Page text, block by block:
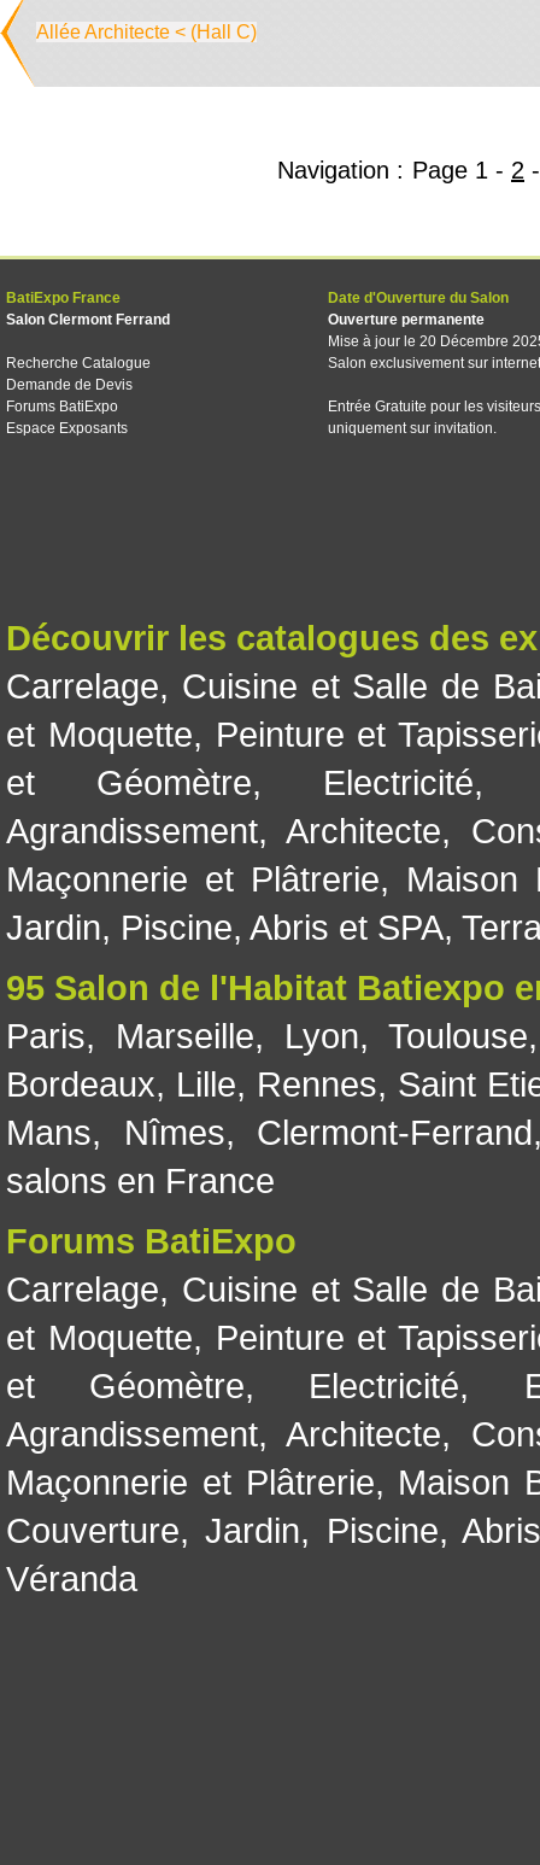
Allée Architecte < (Hall C)
Navigation : Page 1 - 2
BatiExpo France
Salon Clermont Ferrand
Recherche Catalogue
Demande de Devis
Forums BatiExpo
Espace Exposants
Date d'Ouverture du Salon
Ouverture permanente
Mise à jour le 20 Décembre
Salon exclusivement sur internet
Entrée Gratuite pour les visiteurs
uniquement sur invitation.
Découvrir les catalogues des
Carrelage, Cuisine et Salle de
et Moquette, Peinture et
et Géomètre, Electricité
Agrandissement, Architecte,
Maçonnerie et Plâtrerie, Maison
Jardin, Piscine, Abris et SPA,
95 Salon de l'Habitat Batiexpo
Paris, Marseille, Lyon, Toulouse
Bordeaux, Lille, Rennes, Saint
Mans, Nîmes, Clermont-Ferrand
salons en France
Forums BatiExpo
Carrelage, Cuisine et Salle de
et Moquette, Peinture et
et Géomètre, Electricité,
Agrandissement, Architecte,
Maçonnerie et Plâtrerie, Maison
Couverture,Jardin, Piscine,
Véranda